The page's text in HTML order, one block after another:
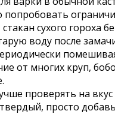
сухого гороха
воду после
от многих круп,
проверять на
просто